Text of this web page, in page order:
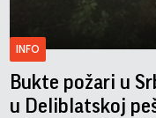
INFO
Bukte požari u
u Deliblatskoj